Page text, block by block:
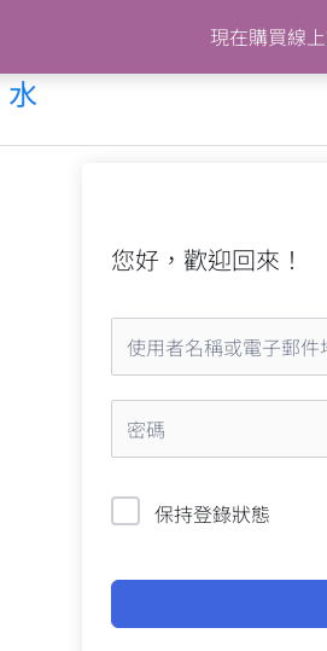
現在購買線
您好，歡迎回來！
保持登錄狀態